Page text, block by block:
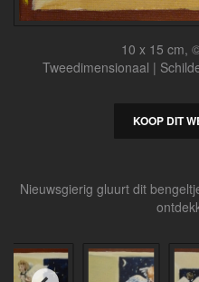
10 x 15 cm,
Tweedimensionaal |
KOOP DIT
Nieuwsgierig gluurt dit